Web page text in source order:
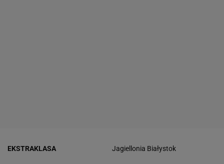
EKSTRAKLASA Jagiellonia Białystok